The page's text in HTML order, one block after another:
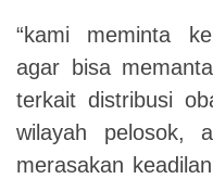
“kami meminta
agar bisa
terkait distribusi
wilayah pelosok,
merasakan